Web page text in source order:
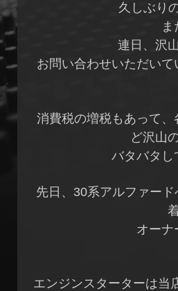
久しぶり
ま
連日、沢
お問い合わせいただい
消費税の増税もあって
ど沢山
バタバタし
先日、30系アルファー
オー
エンジンスターターは当